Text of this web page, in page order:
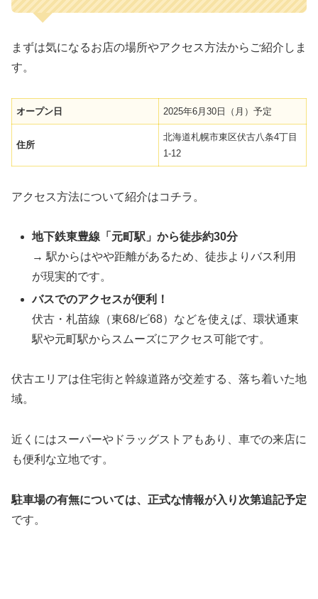
まずは気になるお店の場所やアクセス方法からご紹介しま
す。
オープン日 2025年6月30日（月）予定
住所
北海道札幌市東区伏古八条4丁目
1-12
アクセス方法について紹介はコチラ。
地下鉄東豊線「元町駅」から徒歩約30分
→ 駅からはやや距離があるため、徒歩よりバス利用
が現実的です。
バスでのアクセスが便利！
伏古・札苗線（東68/ビ68）などを使えば、環状通東
駅や元町駅からスムーズにアクセス可能です。
伏古エリアは住宅街と幹線道路が交差する、落ち着いた地
域。
近くにはスーパーやドラッグストアもあり、車での来店に
も便利な立地です。
駐車場の有無については、正式な情報が入り次第追記予定
です。